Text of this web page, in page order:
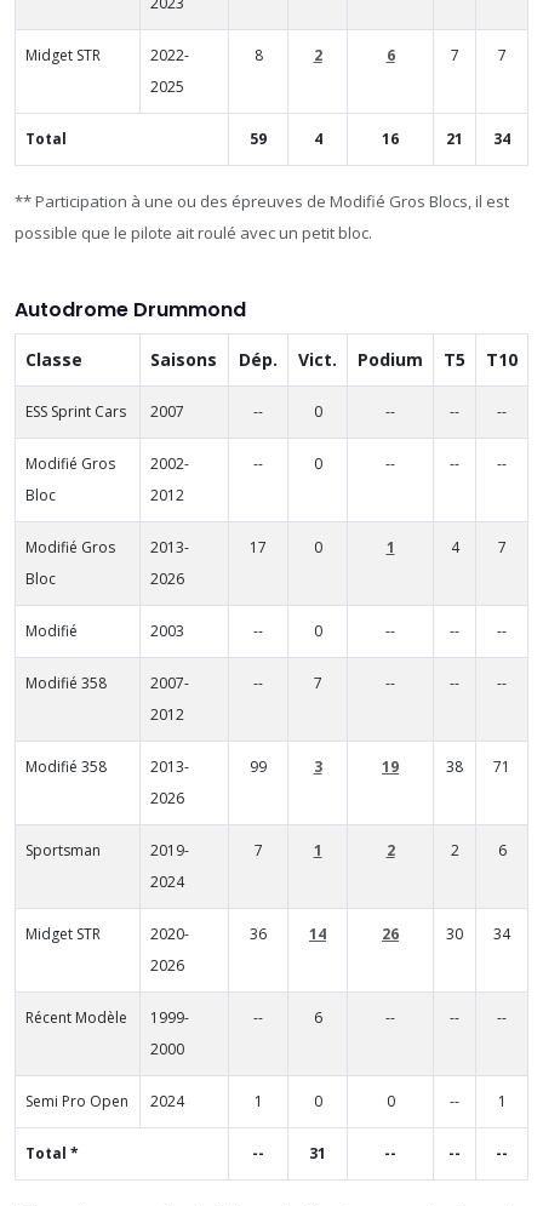
Midget STR
2022-
2025
8 2 6 7 7
Total 59 4 16 21 34
** Participation à une ou des épreuves de Modifié Gros Blocs, il est
possible que le pilote ait roulé avec un petit bloc.
Autodrome Drummond
Classe Saisons Dép. Vict. Podium T5 T10
ESS Sprint Cars 2007 -- 0 -- -- --
Modifié Gros
Bloc
2002-
2012
-- 0 -- -- --
Modifié Gros
Bloc
2013-
2026
17 0 1 4 7
Modifié 2003 -- 0 -- -- --
Modifié 358
2007-
2012
-- 7 -- -- --
Modifié 358
2013-
2026
99 3 19 38 71
Sportsman
2019-
2024
7 1 2 2 6
Midget STR
2020-
2026
36 14 26 30 34
Récent Modèle
1999-
2000
-- 6 -- -- --
Semi Pro Open 2024 1 0 0 -- 1
Total * -- 31 -- -- --